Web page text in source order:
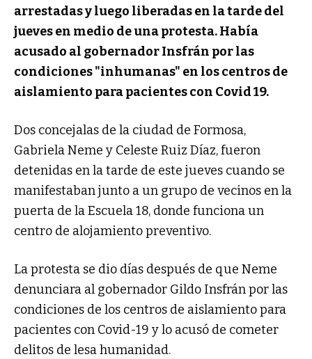
arrestadas y luego liberadas en la tarde del
jueves en medio de una protesta. Había
acusado al gobernador Insfrán por las
condiciones "inhumanas" en los centros de
aislamiento para pacientes con Covid 19.
Dos concejalas de la ciudad de Formosa,
Gabriela Neme y Celeste Ruiz Díaz, fueron
detenidas en la tarde de este jueves cuando se
manifestaban junto a un grupo de vecinos en la
puerta de la Escuela 18, donde funciona un
centro de alojamiento preventivo.
La protesta se dio días después de que Neme
denunciara al gobernador Gildo Insfrán por las
condiciones de los centros de aislamiento para
pacientes con Covid-19 y lo acusó de cometer
delitos de lesa humanidad.